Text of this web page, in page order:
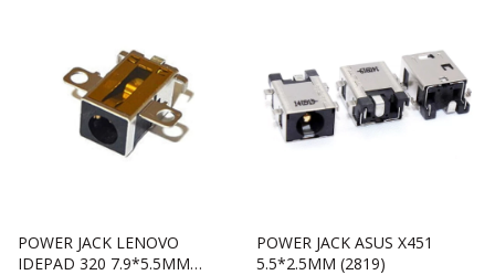
POWER JACK LENOVO
IDEPAD 320 7.9*5.5MM
POWER JACK ASUS X451
5.5*2.5MM (2819)